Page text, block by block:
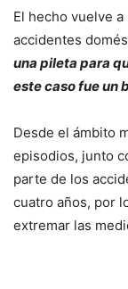
El hecho vuelve
accidentes
una pileta para
este caso fue un
Desde el ámbito
episodios, junto
parte de los
cuatro años, por
extremar las